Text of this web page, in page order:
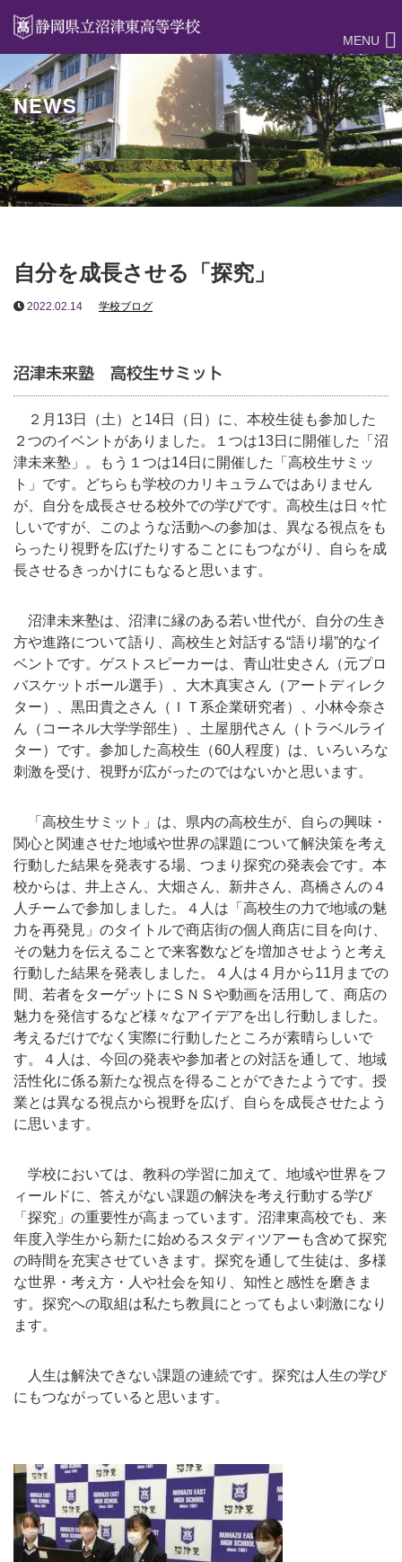
MENU
NEWS
自分を成長させる「探究」
2022.02.14 学校ブログ
沼津未来塾 高校生サミット
２月13日（土）と14日（日）に、本校生徒も参加した
２つのイベントがありました。１つは13日に開催した「沼
津未来塾」。もう１つは14日に開催した「高校生サミッ
ト」です。どちらも学校のカリキュラムではありません
が、自分を成長させる校外での学びです。高校生は日々忙
しいですが、このような活動への参加は、異なる視点をも
らったり視野を広げたりすることにもつながり、自らを成
長させるきっかけにもなると思います。
沼津未来塾は、沼津に縁のある若い世代が、自分の生き
方や進路について語り、高校生と対話する“語り場”的なイ
ベントです。ゲストスピーカーは、青山壮史さん（元プロ
バスケットボール選手）、大木真実さん（アートディレク
ター）、黒田貴之さん（ＩＴ系企業研究者）、小林令奈さ
ん（コーネル大学学部生）、土屋朋代さん（トラベルライ
ター）です。参加した高校生（60人程度）は、いろいろな
刺激を受け、視野が広がったのではないかと思います。
「高校生サミット」は、県内の高校生が、自らの興味・
関心と関連させた地域や世界の課題について解決策を考え
行動した結果を発表する場、つまり探究の発表会です。本
校からは、井上さん、大畑さん、新井さん、髙橋さんの４
人チームで参加しました。４人は「高校生の力で地域の魅
力を再発見」のタイトルで商店街の個人商店に目を向け、
その魅力を伝えることで来客数などを増加させようと考え
行動した結果を発表しました。４人は４月から11月までの
間、若者をターゲットにＳＮＳや動画を活用して、商店の
魅力を発信するなど様々なアイデアを出し行動しました。
考えるだけでなく実際に行動したところが素晴らしいで
す。４人は、今回の発表や参加者との対話を通して、地域
活性化に係る新たな視点を得ることができたようです。授
業とは異なる視点から視野を広げ、自らを成長させたよう
に思います。
学校においては、教科の学習に加えて、地域や世界をフ
ィールドに、答えがない課題の解決を考え行動する学び
「探究」の重要性が高まっています。沼津東高校でも、来
年度入学生から新たに始めるスタディツアーも含めて探究
の時間を充実させていきます。探究を通して生徒は、多様
な世界・考え方・人や社会を知り、知性と感性を磨きま
す。探究への取組は私たち教員にとってもよい刺激になり
ます。
人生は解決できない課題の連続です。探究は人生の学び
にもつながっていると思います。